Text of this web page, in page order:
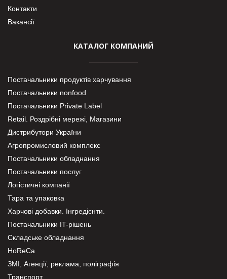
Контакти
Вакансії
КАТАЛОГ КОМПАНИЙ
Постачальники продуктів харчування
Постачальники nonfood
Постачальники Private Label
Retail. Роздрібні мережі, Магазини
Дистрибутори України
Агропромисловий комплекс
Постачальники обладнання
Постачальники послуг
Логістичні компанії
Тара та упаковка
Харчові добавки. Інгредієнти.
Постачальники IT-рішень
Складське обладнання
HoReCa
ЗМІ, Агенції, реклама, поліграфія
Транспорт